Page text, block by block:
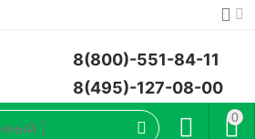
8(800)-551-84-11
8(495)-127-08-00
0